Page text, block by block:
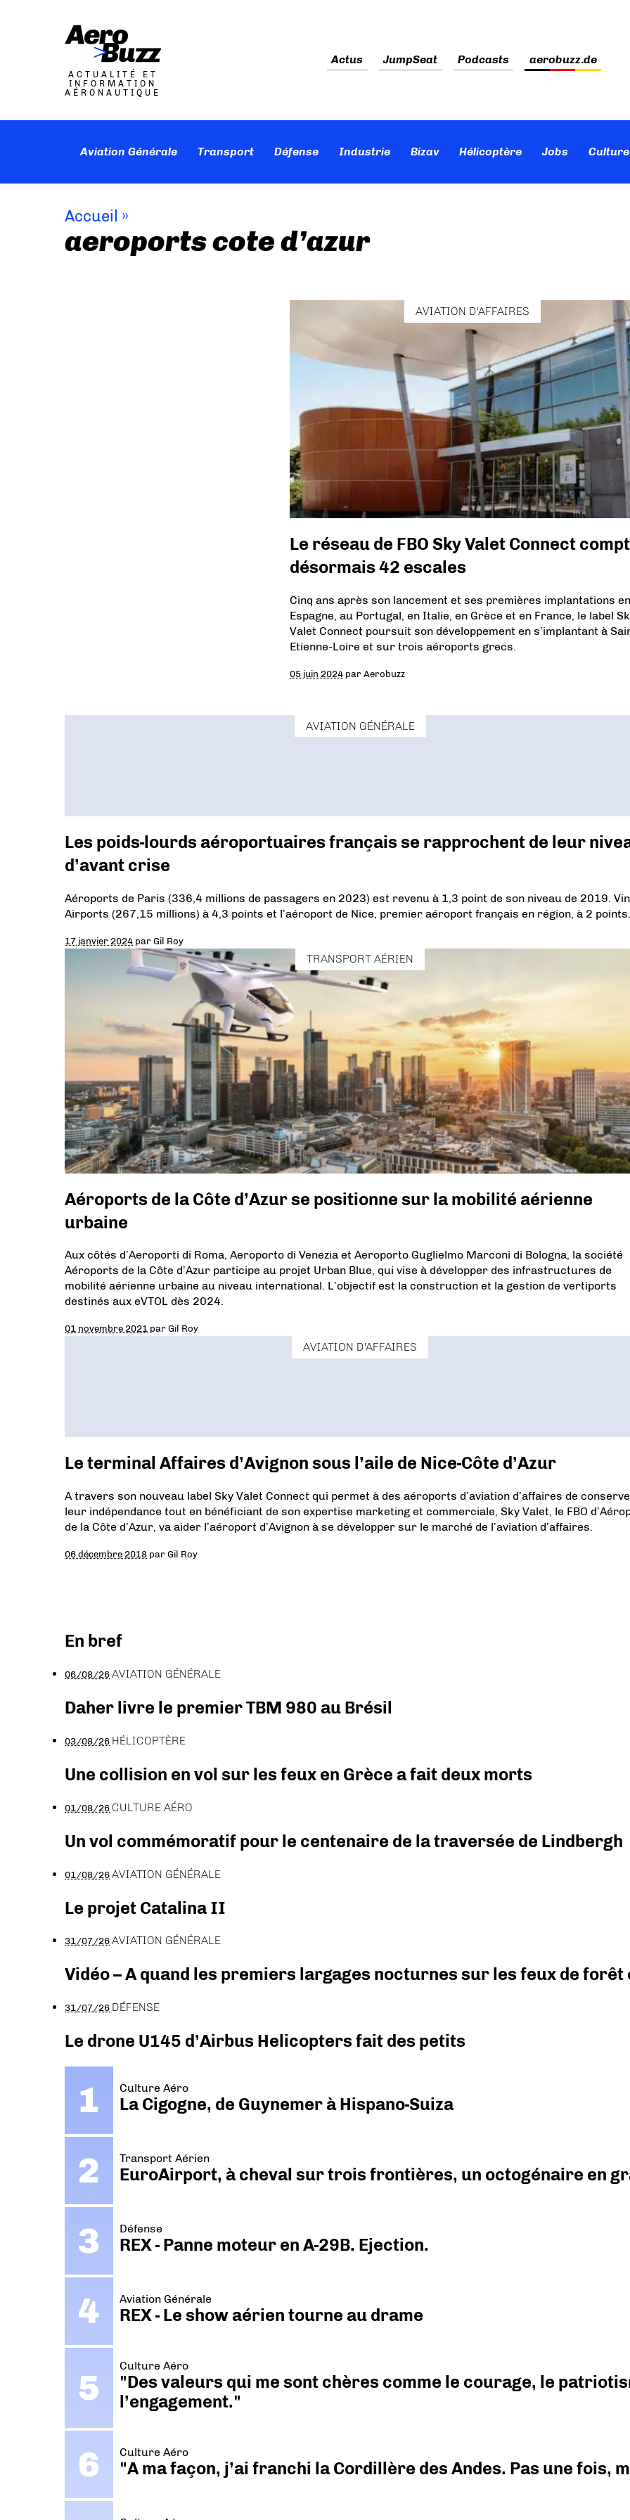
ACTUALITÉ ET
INFORMATION
AÉRONAUTIQUE
Actus JumpSeat Podcasts aerobuzz.de
Aviation Générale Transport Défense Industrie Bizav Hélicoptère Jobs
Accueil »
aeroports cote d’azur
AVIATION D'AFFAIRES
Le réseau de FBO Sky Valet Connect
désormais 42 escales
Cinq ans après son lancement et ses premières implantations en
Espagne, au Portugal, en Italie, en Grèce et en France, le label
Valet Connect poursuit son développement en s’implantant à
Etienne-Loire et sur trois aéroports grecs.
05 juin 2024 parAerobuzz
AVIATION GÉNÉRALE
Les poids-lourds aéroportuaires français se rapprochent de leur
d’avant crise
Aéroports de Paris (336,4 millions de passagers en 2023) est revenu à 1,3 point de son niveau de 2019.
Airports (267,15 millions) à 4,3 points et l’aéroport de Nice, premier aéroport français en région, à 2 points.
17 janvier 2024 parGil Roy
TRANSPORT AÉRIEN
Aéroports de la Côte d’Azur se positionne sur la mobilité aérienne
urbaine
Aux côtés d’Aeroporti di Roma, Aeroporto di Venezia et Aeroporto Guglielmo Marconi di Bologna, la société
Aéroports de la Côte d’Azur participe au projet Urban Blue, qui vise à développer des infrastructures de
mobilité aérienne urbaine au niveau international. L’objectif est la construction et la gestion de vertiports
destinés aux eVTOL dès 2024.
01 novembre 2021 parGil Roy
AVIATION D'AFFAIRES
Le terminal Affaires d’Avignon sous l’aile de Nice-Côte d’Azur
A travers son nouveau label Sky Valet Connect qui permet à des aéroports d’aviation d’affaires de
leur indépendance tout en bénéficiant de son expertise marketing et commerciale, Sky Valet, le FBO
de la Côte d’Azur, va aider l’aéroport d’Avignon à se développer sur le marché de l’aviation d’affaires.
06 décembre 2018 parGil Roy
En bref
06/08/26AVIATION GÉNÉRALE
Daher livre le premier TBM 980 au Brésil
03/08/26 HÉLICOPTÈRE
Une collision en vol sur les feux en Grèce a fait deux morts
01/08/26 CULTURE AÉRO
Un vol commémoratif pour le centenaire de la traversée de Lindbergh
01/08/26AVIATION GÉNÉRALE
Le projet Catalina II
31/07/26AVIATION GÉNÉRALE
Vidéo – A quand les premiers largages nocturnes sur les feux de forêt
31/07/26 DÉFENSE
Le drone U145 d’Airbus Helicopters fait des petits
Culture Aéro
La Cigogne, de Guynemer à Hispano-Suiza
Transport Aérien
EuroAirport, à cheval sur trois frontières, un octogénaire en
Défense
REX - Panne moteur en A-29B. Ejection.
Aviation Générale
REX - Le show aérien tourne au drame
Culture Aéro
"Des valeurs qui me sont chères comme le courage, le
l’engagement."
Culture Aéro
"A ma façon, j’ai franchi la Cordillère des Andes. Pas une fois,